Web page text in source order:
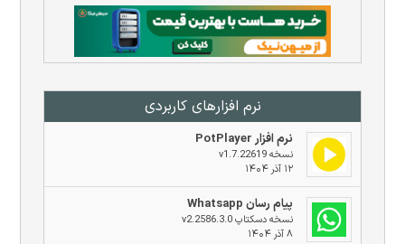
نرم افزار‌های کاربردی
نرم افزار PotPlayer
نسخه v1.7.22619
۱۲ آذر ۱۴۰۴
پیام رسان Whatsapp
نسخه دسکتاپ v2.2586.3.0
۸ آذر ۱۴۰۴